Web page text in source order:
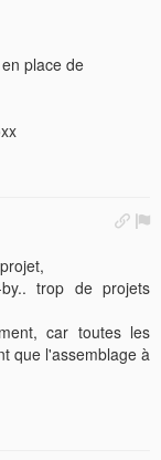
place de
trop de projets
car toutes les
que l'assemblage à